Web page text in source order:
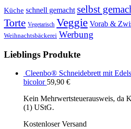
Küche schnell gemacht selbst
Torte Vegetarisch Veggie Vorab &
Weihnachtsbäckerei Werbung
Lieblings Produkte
Cleenbo® Schneidebrett mit
bicolor 59,90 €
Kein Mehrwertsteuerausweis, da
(1) UStG.
Kostenloser Versand